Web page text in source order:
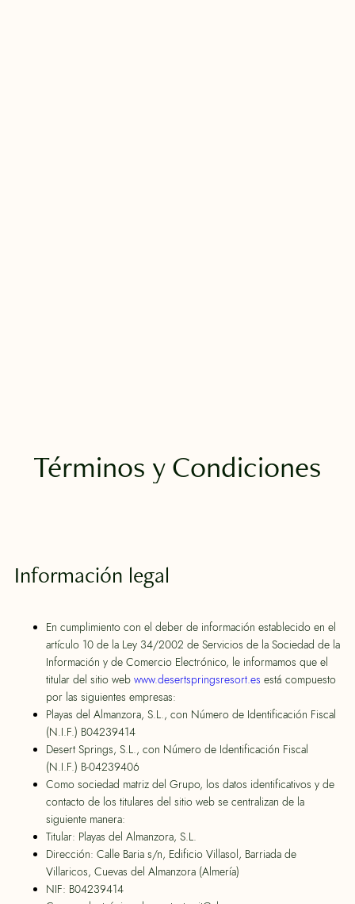
Términos y Condiciones
Información legal
En cumplimiento con el deber de información establecido en el
artículo 10 de la Ley 34/2002 de Servicios de la Sociedad de la
Información y de Comercio Electrónico, le informamos que el
titular del sitio web www.desertspringsresort.es está compuesto
por las siguientes empresas:
Playas del Almanzora, S.L., con Número de Identificación Fiscal
(N.I.F.) B04239414
Desert Springs, S.L., con Número de Identificación Fiscal
(N.I.F.) B-04239406
Como sociedad matriz del Grupo, los datos identificativos y de
contacto de los titulares del sitio web se centralizan de la
siguiente manera:
Titular: Playas del Almanzora, S.L.
Dirección: Calle Baria s/n, Edificio Villasol, Barriada de
Villaricos, Cuevas del Almanzora (Almería)
NIF: B04239414